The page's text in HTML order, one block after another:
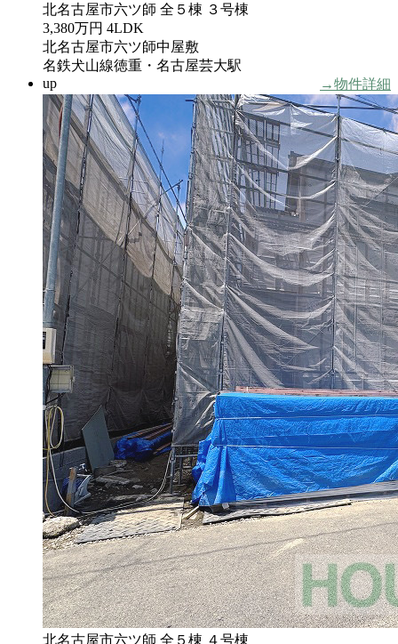
北名古屋市六ツ師 全５棟 ３号棟
3,380万円 4LDK
北名古屋市六ツ師中屋敷
名鉄犬山線徳重・名古屋芸大駅
→物件詳細
up
北名古屋市六ツ師 全５棟 ４号棟